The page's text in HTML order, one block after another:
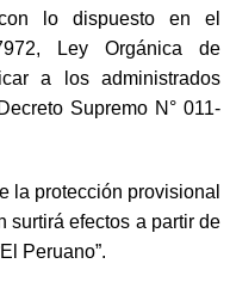
lo dispuesto en el
Ley Orgánica de
a los administrados
Supremo N° 011-
la protección provisional
surtirá efectos a partir de
Peruano”.